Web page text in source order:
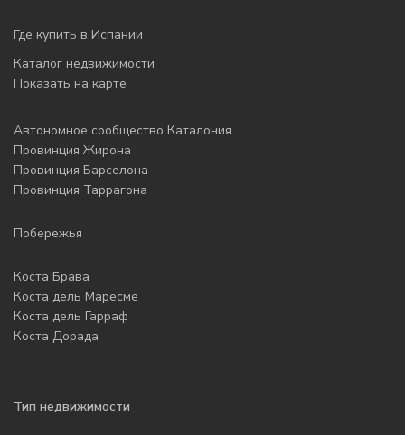
Где купить в Испании
Каталог недвижимости
Показать на карте
Автономное сообщество Каталония
Провинция Жирона
Провинция Барселона
Провинция Таррагона
Побережья
Коста Брава
Коста дель Маресме
Коста дель Гарраф
Коста Дорада
Тип недвижимости